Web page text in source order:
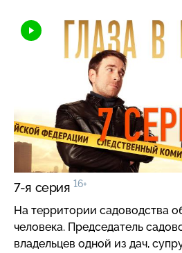
7-я серия 16+
На территории садоводства
человека. Председатель
владельцев одной из дач,